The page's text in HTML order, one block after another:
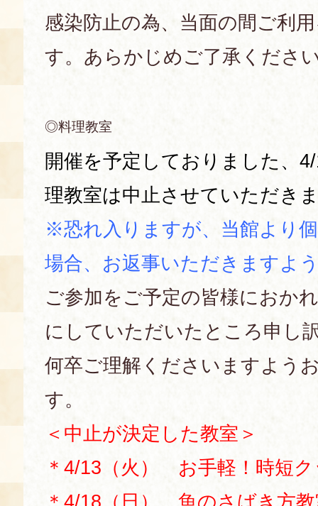
感染防止の為、当面の間ご利
す。あらかじめご了承くださ
◎料理教室
開催を予定しておりました、
理教室は中止させていただき
※恐れ入りますが、当館より
場合、お返事いただきますよ
ご参加をご予定の皆様におか
にしていただいたところ申し
何卒ご理解くださいますよう
す。
＜中止が決定した教室＞
＊4/13（火） お手軽！時短
＊4/18（日） 魚のさばき方